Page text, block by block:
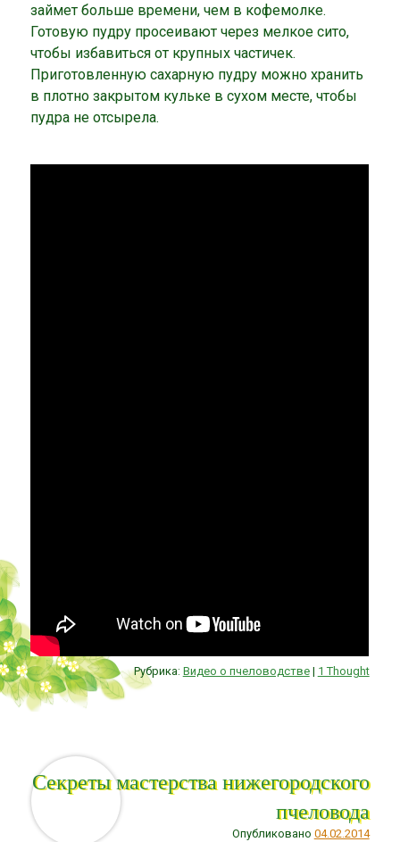
займет больше времени, чем в кофемолке.
Готовую пудру просеивают через мелкое сито,
чтобы избавиться от крупных частичек.
Приготовленную сахарную пудру можно хранить
в плотно закрытом кульке в сухом месте, чтобы
пудра не отсырела.
Рубрика: Видео о пчеловодстве | 1 Thought
Секреты мастерства нижегородского
пчеловода
Опубликовано 04.02.2014